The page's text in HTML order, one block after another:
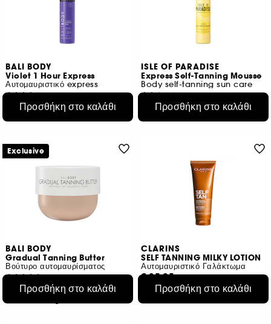
BALI BODY
Violet 1 Hour Express
Αυτομαυριστικό express
14
€ 34,95
Προσθήκη στο καλάθι
ISLE OF PARADISE
Express Self-Tanning Mousse
Body self-tanning sun care
2
€ 29,95
Προσθήκη στο καλάθι
BALI BODY
Gradual Tanning Butter
Βούτυρο αυτομαυρίσματος
104
€ 33,95
Προσθήκη στο καλάθι
Exclusive
CLARINS
SELF TANNING MILKY LOTION
Αυτομαυριστικό Γαλάκτωμα
€ 35,95
€ 28,76 /100ml
Προσθήκη στο καλάθι